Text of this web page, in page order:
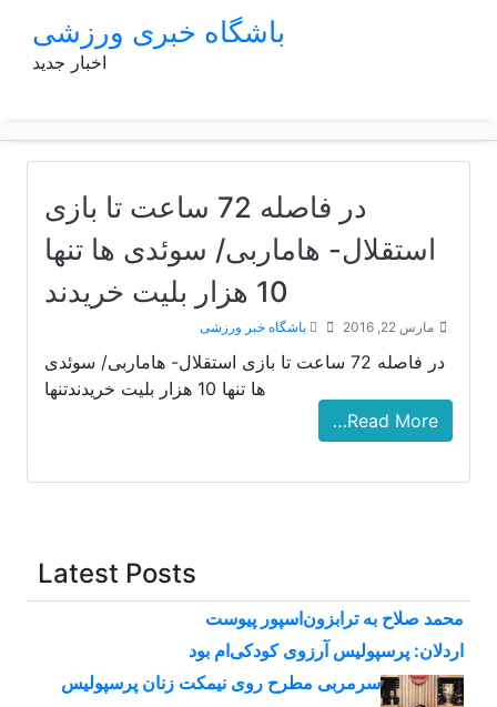
باشگاه خبری ورزشی
اخبار جدید
در فاصله 72 ساعت تا بازی
استقلال- هاماربی/ سوئدی ها تنها
10 هزار بلیت خریدند
مارس 22, 2016 باشگاه خبر ورزشی
در فاصله 72 ساعت تا بازی استقلال- هاماربی/ سوئدی
ها تنها 10 هزار بلیت خریدندتنها
Read More…
Latest Posts
محمد صلاح به ترابزون‌اسپور پیوست
اردلان: پرسپولیس آرزوی کودکی‌ام بود
سرمربی مطرح روی نیمکت زنان پرسپولیس